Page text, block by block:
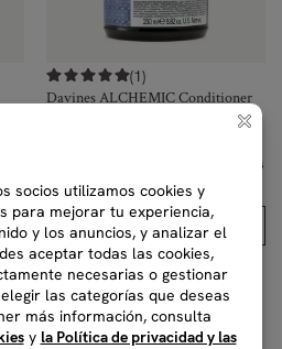
(1)
Davines ALCHEMIC Conditioner
intensifica los reflejos de los cabellos
rubios platino, con mechas y canas.
₡11,000.00–₡77,000.00
Comprar